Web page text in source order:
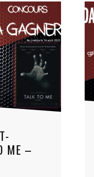
ME –